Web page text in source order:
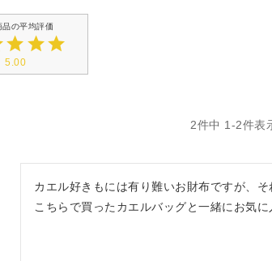
5.00
2件中 1 -2件表
カエル好きもには有り難いお財布ですが、
こちらで買ったカエルバッグと一緒にお気に